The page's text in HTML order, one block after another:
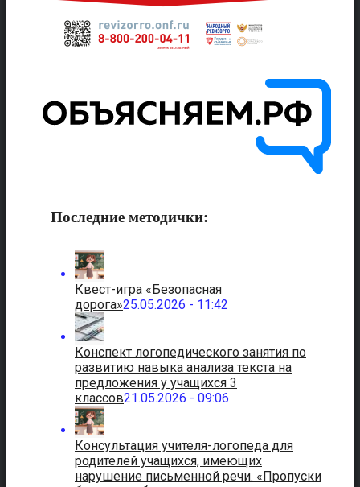
Последние методички:
Квест-игра «Безопасная
дорога»25.05.2026 - 11:42
Конспект логопедического занятия по
развитию навыка анализа текста на
предложения у учащихся 3
классов21.05.2026 - 09:06
Консультация учителя-логопеда для
родителей учащихся, имеющих
нарушение письменной речи. «Пропуски